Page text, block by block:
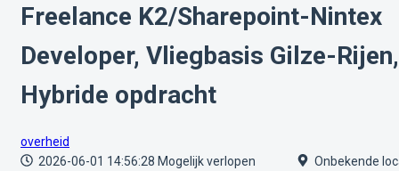
Freelance K2/Sharepoint-Nintex
Developer, Vliegbasis Gilze-Rijen,
Hybride opdracht
overheid
2026-06-01 14:56:28 Mogelijk verlopen Onbekende